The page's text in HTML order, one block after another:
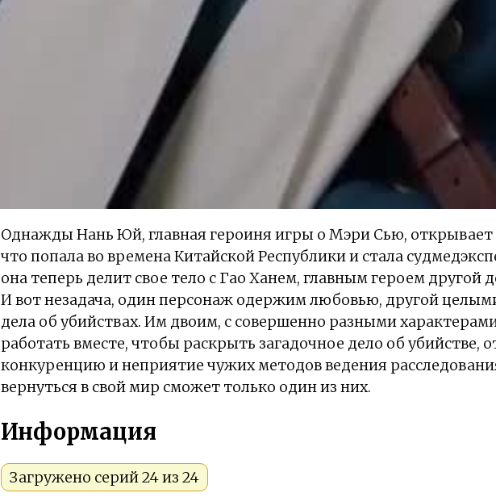
Однажды Нань Юй, главная героиня игры о Мэри Сью, открывает
что попала во времена Китайской Республики и стала
она теперь делит свое тело с Гао Ханем, главным героем другой
И вот незадача, один персонаж одержим любовью, другой
дела об убийствах. Им двоим, с совершенно разными
работать вместе, чтобы раскрыть загадочное дело об убийстве,
конкуренцию и неприятие чужих методов ведения
вернуться в свой мир сможет только один из них.
Информация
Загружено серий 24 из 24